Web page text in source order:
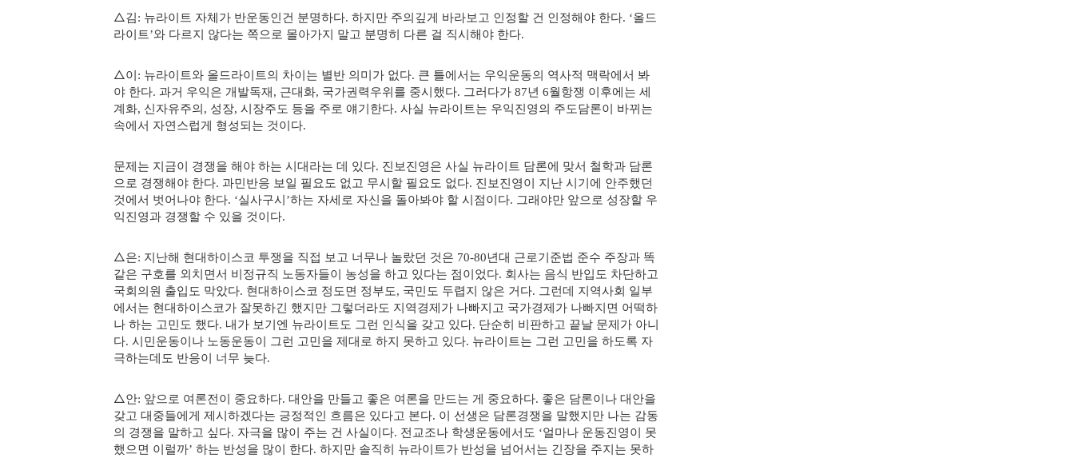
△김: 뉴라이트 자체가 반운동인건 분명하다. 하지만 주의깊게 바라보고 인정할 건 인정해야 한다. ‘올드
라이트’와 다르지 않다는 쪽으로 몰아가지 말고 분명히 다른 걸 직시해야 한다.
△이: 뉴라이트와 올드라이트의 차이는 별반 의미가 없다. 큰 틀에서는 우익운동의 역사적 맥락에서 봐
야 한다. 과거 우익은 개발독재, 근대화, 국가권력우위를 중시했다. 그러다가 87년 6월항쟁 이후에는 세
계화, 신자유주의, 성장, 시장주도 등을 주로 얘기한다. 사실 뉴라이트는 우익진영의 주도담론이 바뀌는
속에서 자연스럽게 형성되는 것이다.
문제는 지금이 경쟁을 해야 하는 시대라는 데 있다. 진보진영은 사실 뉴라이트 담론에 맞서 철학과 담론
으로 경쟁해야 한다. 과민반응 보일 필요도 없고 무시할 필요도 없다. 진보진영이 지난 시기에 안주했던
것에서 벗어나야 한다. ‘실사구시’하는 자세로 자신을 돌아봐야 할 시점이다. 그래야만 앞으로 성장할 우
익진영과 경쟁할 수 있을 것이다.
△은: 지난해 현대하이스코 투쟁을 직접 보고 너무나 놀랐던 것은 70-80년대 근로기준법 준수 주장과 똑
같은 구호를 외치면서 비정규직 노동자들이 농성을 하고 있다는 점이었다. 회사는 음식 반입도 차단하고
국회의원 출입도 막았다. 현대하이스코 정도면 정부도, 국민도 두렵지 않은 거다. 그런데 지역사회 일부
에서는 현대하이스코가 잘못하긴 했지만 그렇더라도 지역경제가 나빠지고 국가경제가 나빠지면 어떡하
나 하는 고민도 했다. 내가 보기엔 뉴라이트도 그런 인식을 갖고 있다. 단순히 비판하고 끝날 문제가 아니
다. 시민운동이나 노동운동이 그런 고민을 제대로 하지 못하고 있다. 뉴라이트는 그런 고민을 하도록 자
극하는데도 반응이 너무 늦다.
△안: 앞으로 여론전이 중요하다. 대안을 만들고 좋은 여론을 만드는 게 중요하다. 좋은 담론이나 대안을
갖고 대중들에게 제시하겠다는 긍정적인 흐름은 있다고 본다. 이 선생은 담론경쟁을 말했지만 나는 감동
의 경쟁을 말하고 싶다. 자극을 많이 주는 건 사실이다. 전교조나 학생운동에서도 ‘얼마나 운동진영이 못
했으면 이럴까’ 하는 반성을 많이 한다. 하지만 솔직히 뉴라이트가 반성을 넘어서는 긴장을 주지는 못하